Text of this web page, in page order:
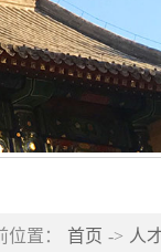
位置： 首页 -> 人